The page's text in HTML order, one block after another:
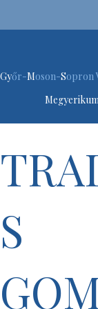
Győr-Moson-Sopron
S